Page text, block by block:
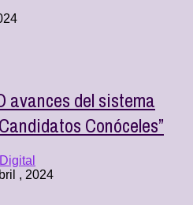
avances del sistema
Conóceles”
, 2024